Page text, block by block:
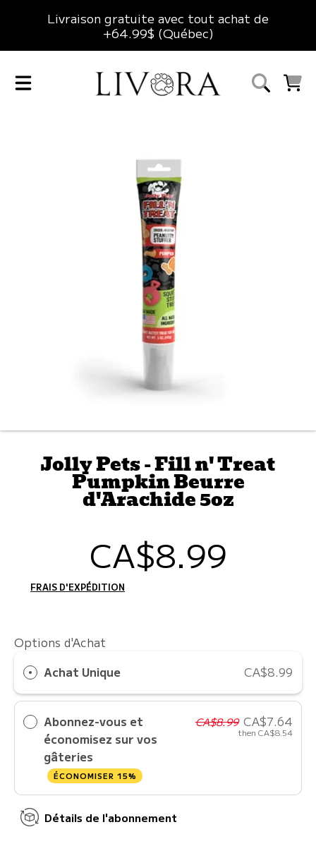
ALLER AU CONTENU
Livraison gratuite avec tout achat de
+64.99$ (Québec)
Jolly Pets - Fill n' Treat
Pumpkin Beurre
d'Arachide 5oz
Prix
CA$8.99
FRAIS D'EXPÉDITION
Options d'Achat
Achat Unique
CA$8.99
Abonnez-vous et
économisez sur vos
gâteries
ÉCONOMISER 15%
CA$8.99 CA$7.64
then CA$8.54
Détails de l'abonnement